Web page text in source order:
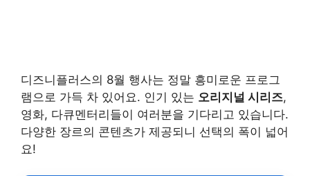
디즈니플러스의 8월 행사는 정말 흥미로운 프로그
램으로 가득 차 있어요. 인기 있는 오리지널 시리즈,
영화, 다큐멘터리들이 여러분을 기다리고 있습니다.
다양한 장르의 콘텐츠가 제공되니 선택의 폭이 넓어
요!